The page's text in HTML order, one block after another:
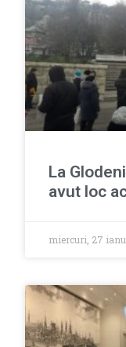
La
avut loc
miercuri, 27